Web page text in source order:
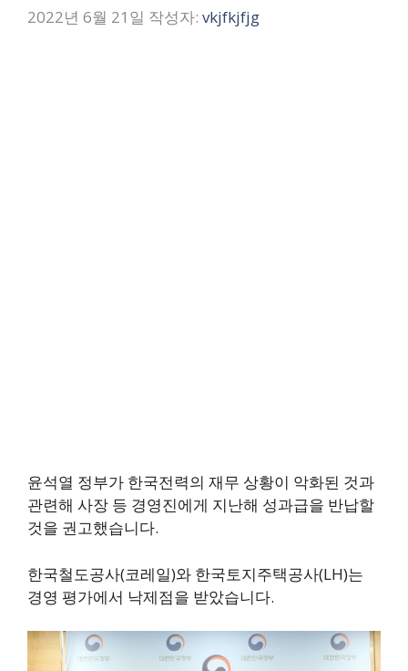
2022년 6월 21일 작성자: vkjfkjfjg
윤석열 정부가 한국전력의 재무 상황이 악화된 것과
관련해 사장 등 경영진에게 지난해 성과급을 반납할
것을 권고했습니다.
한국철도공사(코레일)와 한국토지주택공사(LH)는
경영 평가에서 낙제점을 받았습니다.